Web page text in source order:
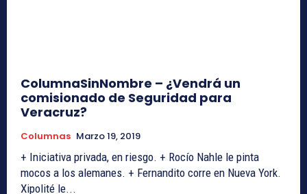
ColumnaSinNombre – ¿Vendrá un
comisionado de Seguridad para
Veracruz?
Columnas Marzo 19, 2019
+ Iniciativa privada, en riesgo. + Rocío Nahle le pinta
mocos a los alemanes. + Fernandito corre en Nueva York.
Xipolité le...